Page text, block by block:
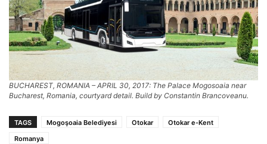
BUCHAREST, ROMANIA – APRIL 30, 2017: The Palace Mogosoaia near
Bucharest, Romania, courtyard detail. Build by Constantin Brancoveanu.
TAGS Mogoşoaia Belediyesi Otokar
Otokar e-Kent
Romanya